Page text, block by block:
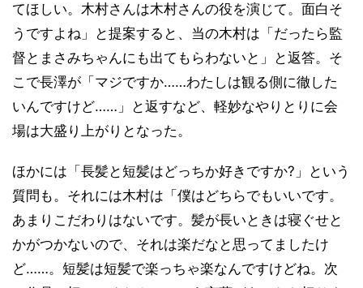
てほしい。木村さんは木村さんの役を演じて。面白そ
うですよね」と提案すると、当の木村は「だったら監
督とまさみちゃんにも出てもらわないと」と返答。そ
こで長澤が「マジですか……わたしは観る側に徹した
いんですけど……」と返すなど、軽妙なやりとりに会
場は大盛り上がりとなった。
ほかには「長髪と短髪はどっちか好きですか?」という
質問も。それには木村は「僕はどちらでもいいです。
あまりこだわりはないです。髪が長いときは寝ぐせと
かがつかないので、それは楽だなと思ってましたけ
ど……。短髪は短髪で楽っちゃ楽なんですけどね。次